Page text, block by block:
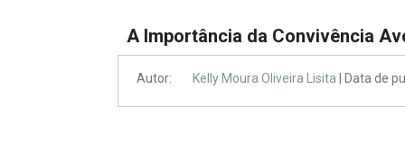
Processos - IBDFAM
A Importância da Convivência
Autor: Kelly Moura Oliveira Lisita | Data de